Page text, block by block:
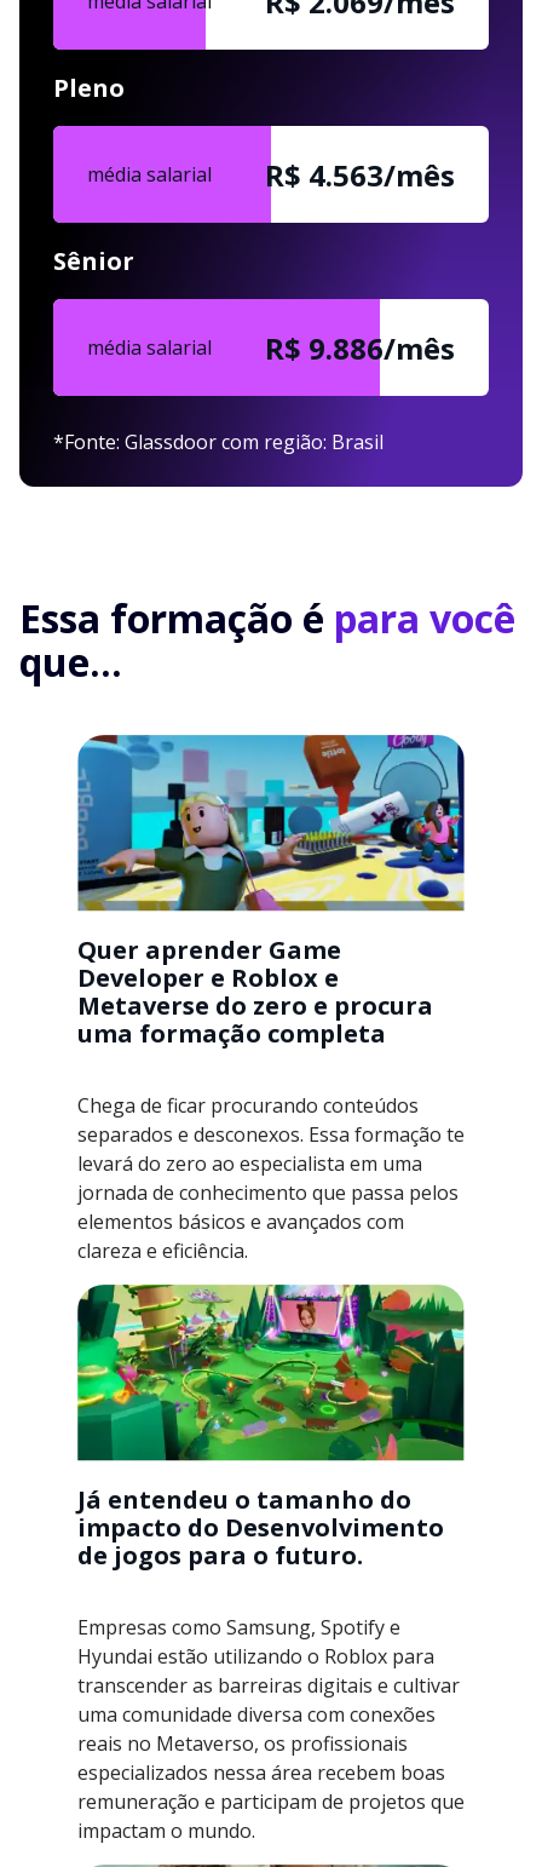
Pleno
média salarial R$ 4.563/mês
Sênior
média salarial R$ 9.886/mês
*Fonte: Glassdoor com região: Brasil
Essa formação é para você
que...
Quer aprender Game
Developer e Roblox e
Metaverse do zero e procura
uma formação completa
Chega de ficar procurando conteúdos
separados e desconexos. Essa formação te
levará do zero ao especialista em uma
jornada de conhecimento que passa pelos
elementos básicos e avançados com
clareza e eficiência.
Já entendeu o tamanho do
impacto do Desenvolvimento
de jogos para o futuro.
Empresas como Samsung, Spotify e
Hyundai estão utilizando o Roblox para
transcender as barreiras digitais e cultivar
uma comunidade diversa com conexões
reais no Metaverso, os profissionais
especializados nessa área recebem boas
remuneração e participam de projetos que
impactam o mundo.